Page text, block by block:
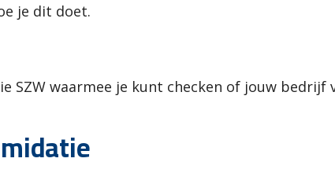
je dit doet.
SZW waarmee je kunt checken of jouw